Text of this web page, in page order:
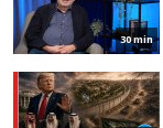
30 min